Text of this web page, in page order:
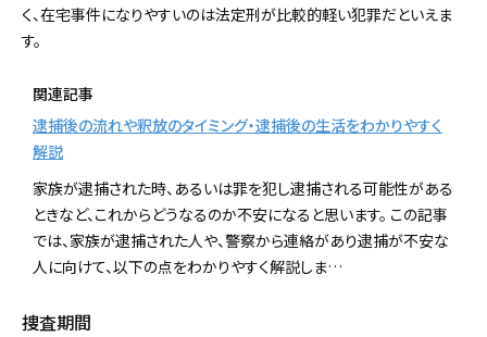
く、在宅事件になりやすいのは法定刑が比較的軽い犯罪だといえま
す。
関連記事
逮捕後の流れや釈放のタイミング・逮捕後の生活をわかりやすく
解説
家族が逮捕された時、あるいは罪を犯し逮捕される可能性がある
ときなど、これからどうなるのか不安になると思います。 この記事
では、家族が逮捕された人や、警察から連絡があり逮捕が不安な
人に向けて、以下の点をわかりやすく解説しま…
捜査期間